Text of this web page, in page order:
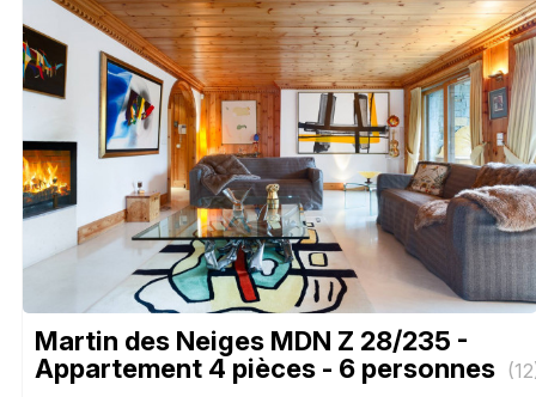
Martin des Neiges MDN Z 28/235 -
Appartement 4 pièces - 6 personnes (12